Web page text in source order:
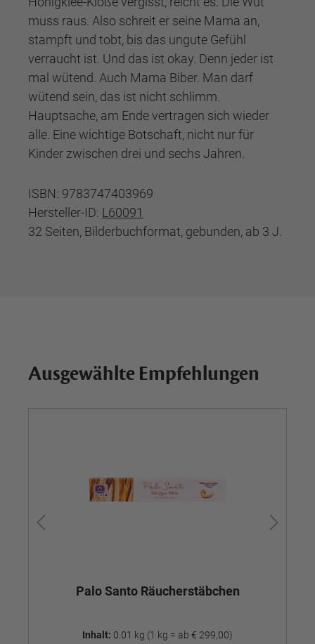
muss raus. Also schreit er seine Mama an,
stampft und tobt, bis das ungute Gefühl
verraucht ist. Und das ist okay. Denn jeder ist
mal wütend. Auch Mama Biber. Man darf
wütend sein, das ist nicht schlimm.
Hauptsache, am Ende vertragen sich wieder
alle. Eine wichtige Botschaft, nicht nur für
Kinder zwischen drei und sechs Jahren.
ISBN: 9783747403969
Hersteller-ID: L60091
32 Seiten, Bilderbuchformat, gebunden, ab 3 J.
Ausgewählte Empfehlungen
Palo Santo Räucherstäbchen
Inhalt: 0.01 kg (1 kg = ab € 299,00)